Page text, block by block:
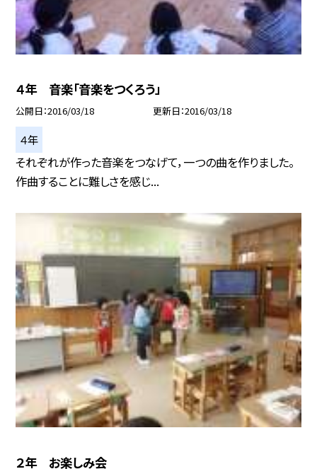
４年 音楽「音楽をつくろう」
公開日 2016/03/18 更新日 2016/03/18
４年
それぞれが作った音楽をつなげて，一つの曲を作りました。
作曲することに難しさを感じ...
２年 お楽しみ会